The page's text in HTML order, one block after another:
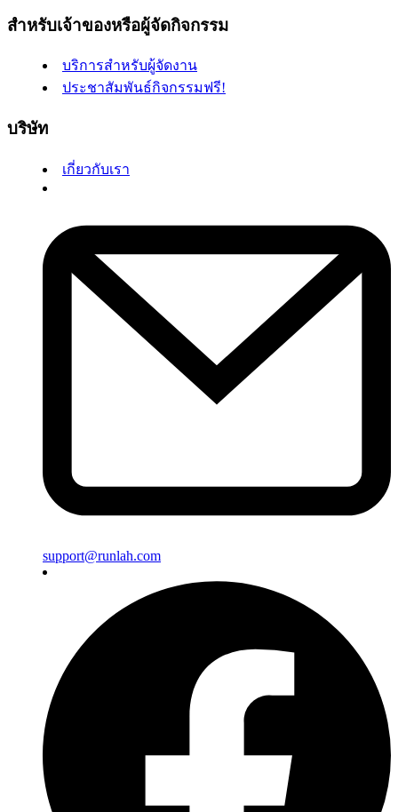
สำหรับเจ้าของหรือผู้จัดกิจกรรม
บริการสำหรับผู้จัดงาน
ประชาสัมพันธ์กิจกรรมฟรี!
บริษัท
เกี่ยวกับเรา
support@runlah.com